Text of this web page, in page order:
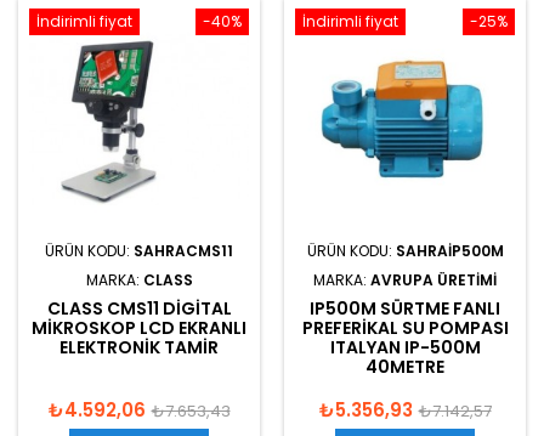
-40%
İndirimli fiyat
ÜRÜN KODU: SAHRACMS11
MARKA: CLASS
CLASS CMS11 DIGITAL
MIKROSKOP LCD EKRANLI
ELEKTRONIK TAMIR
₺4.592,06 ₺7.653,43
-25%
İndirimli fiyat
ÜRÜN KODU: SAHRAIP500M
MARKA: AVRUPA ÜRETIMI
IP500M SÜRTME FANLI
PREFERIKAL SU POMPASI
ITALYAN IP-500M
40METRE
₺5.356,93 ₺7.142,57